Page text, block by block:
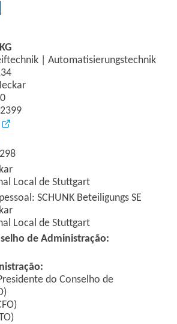
| Automatisierungstechnik
Local de Stuttgart
SCHUNK Beteiligungs SE
Local de Stuttgart
de Administração:
do Conselho de